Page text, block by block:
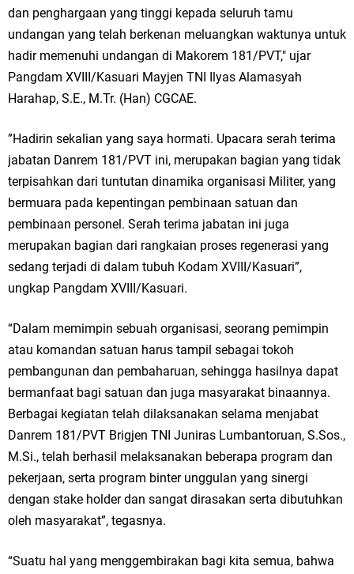
dan penghargaan yang tinggi kepada seluruh tamu
undangan yang telah berkenan meluangkan waktunya untuk
hadir memenuhi undangan di Makorem 181/PVT," ujar
Pangdam XVIII/Kasuari Mayjen TNI Ilyas Alamasyah
Harahap, S.E., M.Tr. (Han) CGCAE.
”Hadirin sekalian yang saya hormati. Upacara serah terima
jabatan Danrem 181/PVT ini, merupakan bagian yang tidak
terpisahkan dari tuntutan dinamika organisasi Militer, yang
bermuara pada kepentingan pembinaan satuan dan
pembinaan personel. Serah terima jabatan ini juga
merupakan bagian dari rangkaian proses regenerasi yang
sedang terjadi di dalam tubuh Kodam XVIII/Kasuari”,
ungkap Pangdam XVIII/Kasuari.
“Dalam memimpin sebuah organisasi, seorang pemimpin
atau komandan satuan harus tampil sebagai tokoh
pembangunan dan pembaharuan, sehingga hasilnya dapat
bermanfaat bagi satuan dan juga masyarakat binaannya.
Berbagai kegiatan telah dilaksanakan selama menjabat
Danrem 181/PVT Brigjen TNI Juniras Lumbantoruan, S.Sos.,
M.Si., telah berhasil melaksanakan beberapa program dan
pekerjaan, serta program binter unggulan yang sinergi
dengan stake holder dan sangat dirasakan serta dibutuhkan
oleh masyarakat”, tegasnya.
“Suatu hal yang menggembirakan bagi kita semua, bahwa